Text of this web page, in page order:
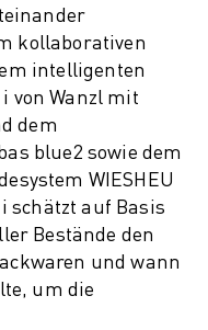
kollaborativen
intelligenten
von Wanzl mit
dem
blue2 sowie dem
WIESHEU
schätzt auf Basis
Bestände den
und wann
um die